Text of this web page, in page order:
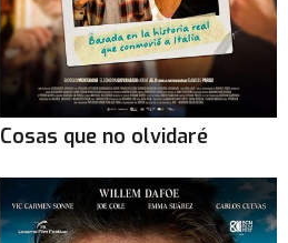
Cosas que no olvidaré